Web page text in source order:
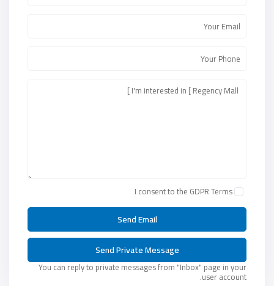
I consent to the GDPR Terms
You can reply to private messages from "Inbox" page in your
user account.